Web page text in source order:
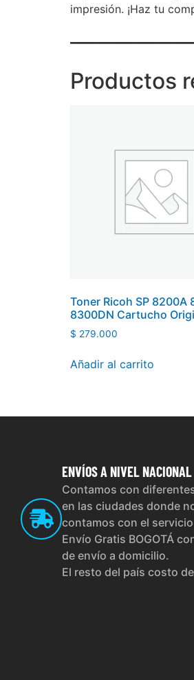
impresión. ¡Haz tu
Productos
Toner Ricoh SP 8200A
8300DN Cartucho
$ 279.000
Añadir al carrito
ENVÍOSA NIVEL NACIONAL
Contamos con
en las ciudades donde
contamos con el
Envío Gratis BOGOTÁ
de envío a domicilio.
El resto del país costo